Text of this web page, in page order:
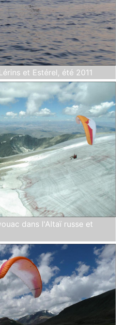
et Estérel, été 2011
dans l'Altaï russe et